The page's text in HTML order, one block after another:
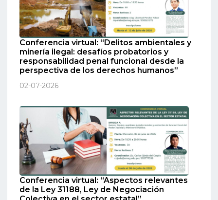
Conferencia virtual: “Delitos ambientales y
minería ilegal: desafíos probatorios y
responsabilidad penal funcional desde la
perspectiva de los derechos humanos”
02-07-2026
Conferencia virtual: “Aspectos relevantes
de la Ley 31188, Ley de Negociación